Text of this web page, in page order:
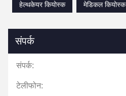
हेल्थकेयर कियोस्क
मेडिकल कियोस्क
संपर्क
संपर्क:
टेलीफोन: